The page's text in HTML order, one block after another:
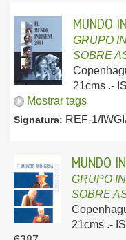
MUNDO
GRUPO
SOBRE
21cms .-
Mostrar tags
Signatura: REF-1/
MUNDO
GRUPO
SOBRE
21cms .-